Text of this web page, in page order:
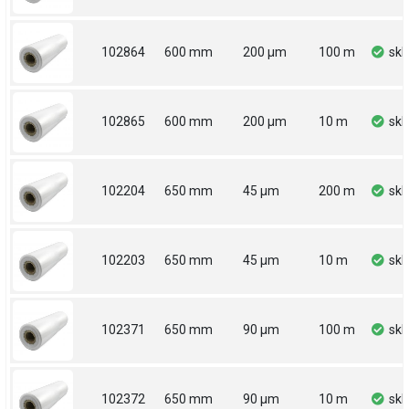
102864 600 mm 200 µm 100 m
102865 600 mm 200 µm 10 m
102204 650 mm 45 µm 200 m
102203 650 mm 45 µm 10 m
102371 650 mm 90 µm 100 m
102372 650 mm 90 µm 10 m